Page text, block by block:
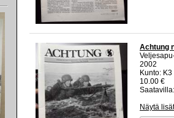
Achtung
2002
Kunto:
10.00 €
Näytä